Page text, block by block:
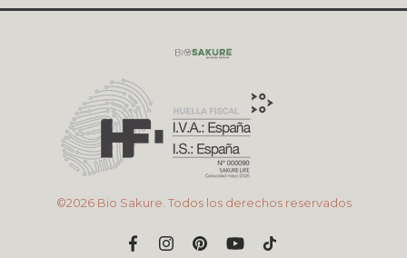
©2026 Bio Sakure. Todos los derechos reservados